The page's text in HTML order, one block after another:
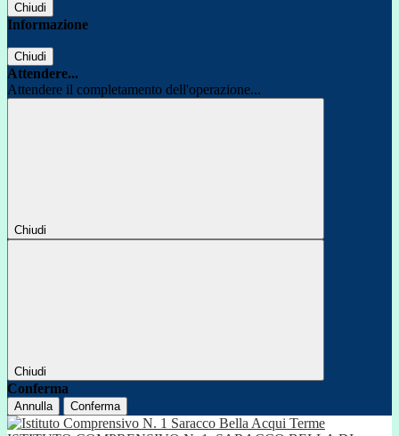
Chiudi
Informazione
Chiudi
Attendere...
Attendere il completamento dell'operazione...
Chiudi
Chiudi
Conferma
Annulla Conferma